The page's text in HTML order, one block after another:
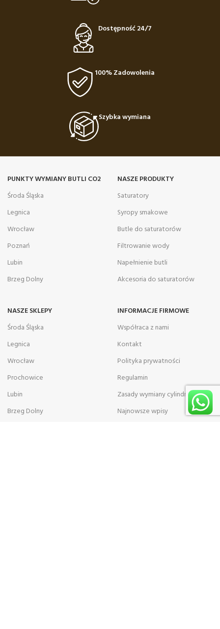
Dostępność 24/7
100% Zadowolenia
Szybka wymiana
PUNKTY WYMIANY BUTLI CO2
Środa Śląska
Legnica
Wrocław
Poznań
Lubin
Brzeg Dolny
NASZE PRODUKTY
Saturatory
Syropy smakowe
Butle do saturatorów
Filtrowanie wody
Napełnienie butli
Akcesoria do saturatorów
NASZE SKLEPY
Środa Śląska
Legnica
Wrocław
Prochowice
Lubin
Brzeg Dolny
INFORMACJE FIRMOWE
Współraca z nami
Kontakt
Polityka prywatności
Regulamin
Zasady wymiany cylindrów
Najnowsze wpisy